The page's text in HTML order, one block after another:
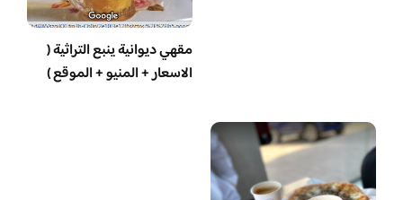
مقهي ديوانية ينبع التراثية (
الاسعار + المنيو + الموقع )